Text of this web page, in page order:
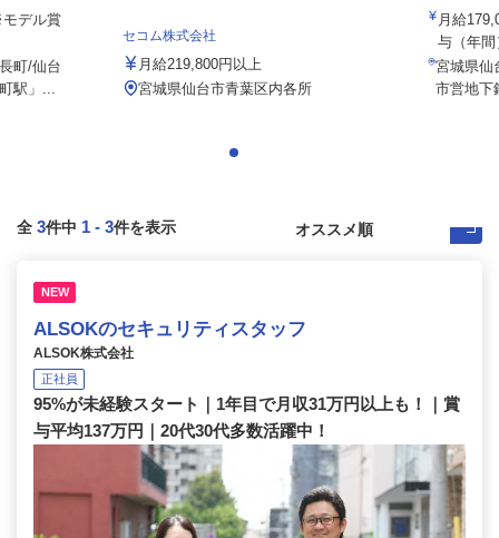
デル賞
町/仙台
駅」...
セコム株式会社
月給219,800円以上
宮城県仙台市青葉区内各所
月給
与（年
宮城県仙
市営地下
全 3件中 1 - 3件を表示
NEW
ALSOKのセキュリティスタッフ
ALSOK株式会社
正社員
95%が未経験スタート｜1年目で月収31万円以上も！｜賞
与平均137万円｜20代30代多数活躍中！